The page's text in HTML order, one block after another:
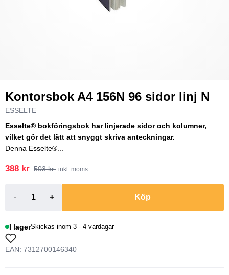
Kontorsbok A4 156N 96 sidor linj N
ESSELTE
Esselte® bokföringsbok har linjerade sidor och kolumner,
vilket gör det lätt att snyggt skriva anteckningar.
Denna Esselte®...
388 kr 503 kr inkl. moms
- + Köp
I lagerSkickas inom 3 - 4 vardagar
EAN: 7312700146340